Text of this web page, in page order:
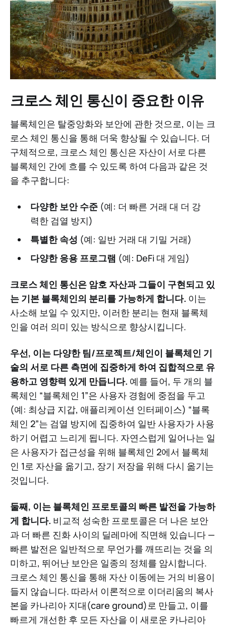
크로스 체인 통신이 중요한 이유
블록체인은 탈중앙화와 보안에 관한 것으로, 이는 크
로스 체인 통신을 통해 더욱 향상될 수 있습니다. 더
구체적으로, 크로스 체인 통신은 자산이 서로 다른
블록체인 간에 흐를 수 있도록 하여 다음과 같은 것
을 추구합니다:
다양한 보안 수준(예: 더 빠른 거래 대 더 강
력한 검열 방지)
특별한 속성 (예: 일반 거래 대 기밀 거래)
다양한 응용 프로그램 (예: DeFi 대 게임)
크로스 체인 통신은 암호 자산과 그들이 구현되고 있
는 기본 블록체인의 분리를 가능하게 합니다. 이는
사소해 보일 수 있지만, 이러한 분리는 현재 블록체
인을 여러 의미 있는 방식으로 향상시킵니다.
우선, 이는 다양한 팀/프로젝트/체인이 블록체인 기
술의 서로 다른 측면에 집중하게 하여 집합적으로 유
용하고 영향력 있게 만듭니다. 예를 들어, 두 개의 블
록체인 “블록체인 1”은 사용자 경험에 중점을 두고
(예: 최상급 지갑, 애플리케이션 인터페이스) “블록
체인 2”는 검열 방지에 집중하여 일반 사용자가 사용
하기 어렵고 느리게 됩니다. 자연스럽게 일어나는 일
은 사용자가 접근성을 위해 블록체인 2에서 블록체
인 1로 자산을 옮기고, 장기 저장을 위해 다시 옮기는
것입니다.
둘째, 이는 블록체인 프로토콜의 빠른 발전을 가능하
게 합니다. 비교적 성숙한 프로토콜은 더 나은 보안
과 더 빠른 진화 사이의 딜레마에 직면해 있습니다 —
빠른 발전은 일반적으로 무언가를 깨뜨리는 것을 의
미하고, 뛰어난 보안은 일종의 정체를 암시합니다.
크로스 체인 통신을 통해 자산 이동에는 거의 비용이
들지 않습니다. 따라서 이론적으로 이더리움의 복사
본을 카나리아 지대(care ground)로 만들고, 이를
빠르게 개선한 후 모든 자산을 이 새로운 카나리아